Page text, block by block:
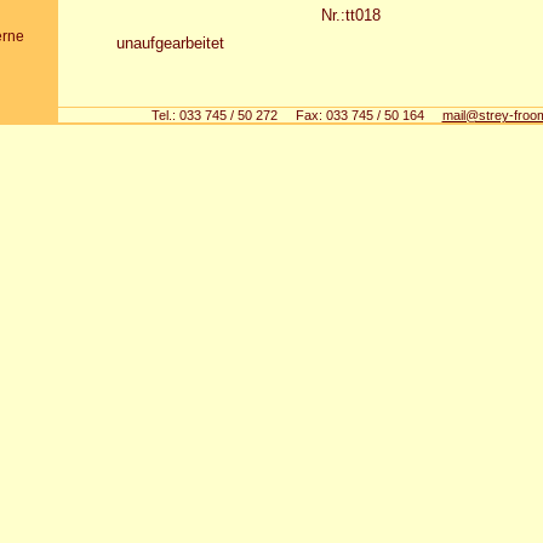
Nr.:tt018
unaufgearbeitet
Tel.: 033 745 / 50 272 Fax: 033 745 / 50 164 mail@strey-